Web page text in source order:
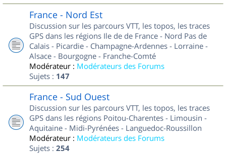
France - Nord Est
Discussion sur les parcours VTT, les topos, les traces
GPS dans les régions Ile de de France - Nord Pas de
Calais - Picardie - Champagne-Ardennes - Lorraine -
Alsace - Bourgogne - Franche-Comté
Modérateur : Modérateurs des Forums
Sujets : 147
France - Sud Ouest
Discussion sur les parcours VTT, les topos, les traces
GPS dans les régions Poitou-Charentes - Limousin -
Aquitaine - Midi-Pyrénées - Languedoc-Roussillon
Modérateur : Modérateurs des Forums
Sujets : 254